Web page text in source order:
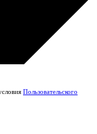
Пользовательского